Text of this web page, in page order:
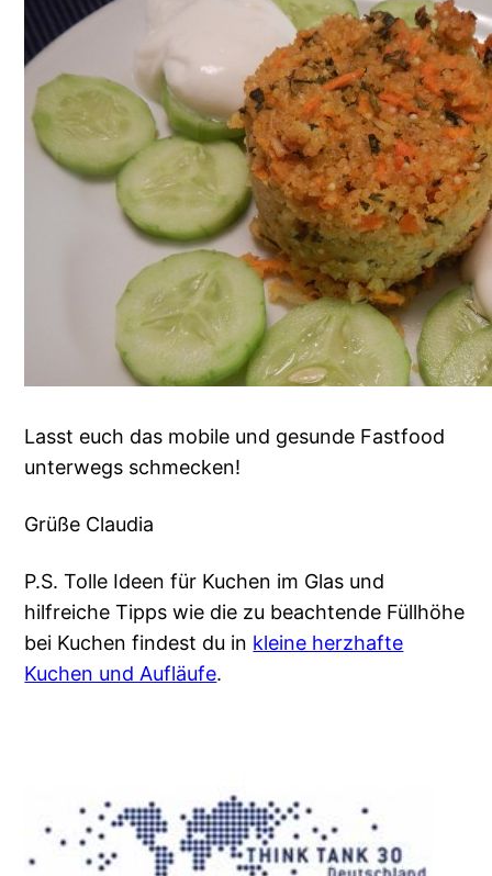
Lasst euch das mobile und gesunde Fastfood
unterwegs schmecken!
Grüße Claudia
P.S. Tolle Ideen für Kuchen im Glas und
hilfreiche Tipps wie die zu beachtende Füllhöhe
bei Kuchen findest du in kleine herzhafte
Kuchen und Aufläufe.